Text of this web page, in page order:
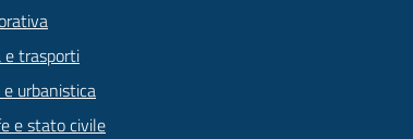
e trasporti
urbanistica
e stato civile